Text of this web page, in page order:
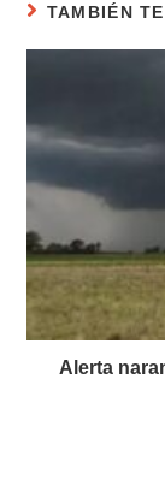
TAMBIÉN
Alerta